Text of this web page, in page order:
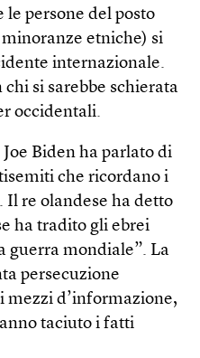
persone del posto
etniche) si
internazionale.
si sarebbe schierata
occidentali.
Biden ha parlato di
che ricordano i
Il re olandese ha detto
ha tradito gli ebrei
guerra mondiale”. La
persecuzione
mezzi d’informazione,
taciuto i fatti